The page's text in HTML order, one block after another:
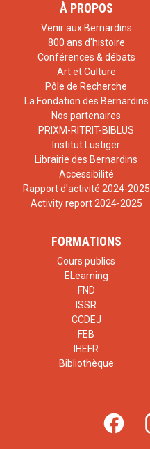
À PROPOS
Venir aux Bernardins
800 ans d'histoire
Conférences & débats
Art et Culture
Pôle de Recherche
La Fondation des Bernardins
Nos partenaires
PRIXM-RITRIT-BIBLUS
Institut Lustiger
Librairie des Bernardins
Accessibilité
Rapport d'activité 2024-2025
Activity report 2024-2025
FORMATIONS
Cours publics
ELearning
FND
ISSR
CCDEJ
FEB
IHEFR
Bibliothèque